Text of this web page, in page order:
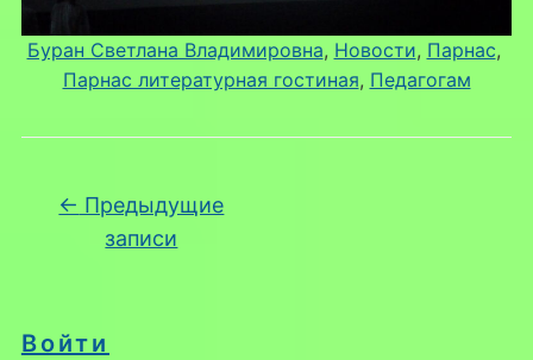
Войти
Буран Светлана Владимировна, Новости, Парнас
Парнас литературная гостиная, Педагогам
Навигация по записям
← Предыдущие
записи